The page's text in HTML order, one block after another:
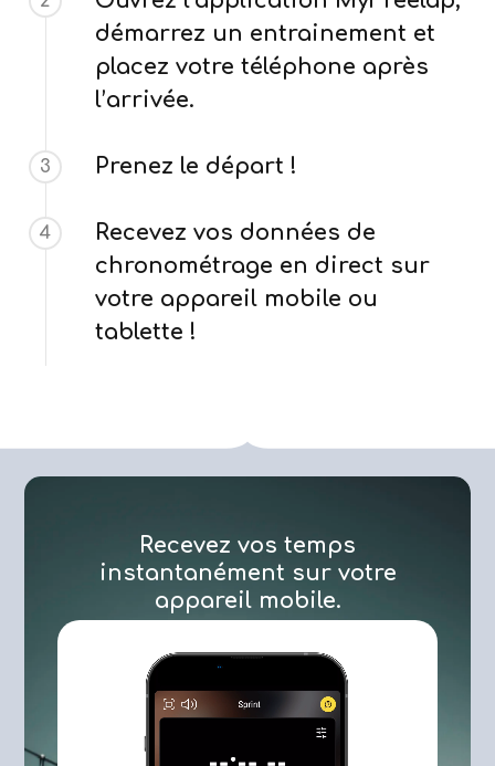
démarrez un entrainement et
placez votre téléphone après
l’arrivée.
3 Prenez le départ !
4
Recevez vos données de
chronométrage en direct sur
votre appareil mobile ou
tablette !
Recevez vos temps
instantanément sur votre
appareil mobile.